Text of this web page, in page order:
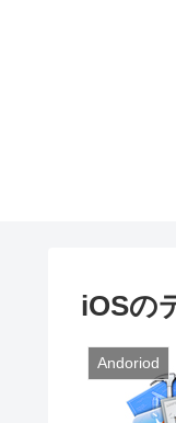
iOSの
Andoriod